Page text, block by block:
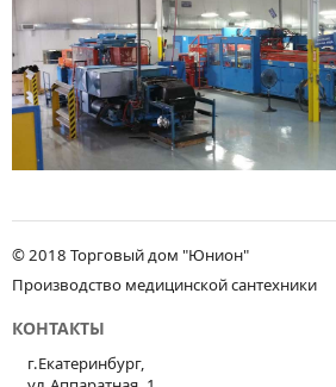
© 2018 Торговый дом "Юнион"
Производство медицинской сантехники
КОНТАКТЫ
г.Екатеринбург,